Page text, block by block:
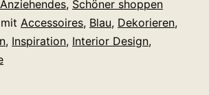
Anziehendes, Schöner shoppen
Accessoires, Blau, Dekorieren,
, Inspiration, Interior Design,